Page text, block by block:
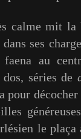
calme mit la
ses
faena au
dos, séries de
pour
le plaça